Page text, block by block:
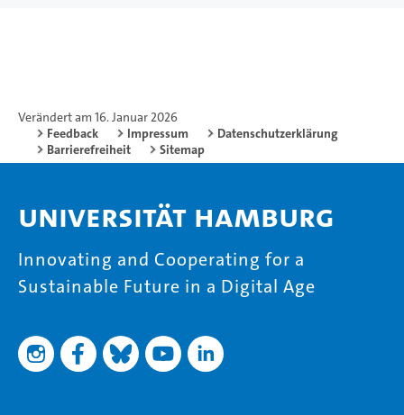
Verändert am 16. Januar 2026
Feedback
Impressum
Datenschutzerklärung
Barrierefreiheit
Sitemap
Universität Hamburg
Innovating and Cooperating for a
Sustainable Future in a Digital Age